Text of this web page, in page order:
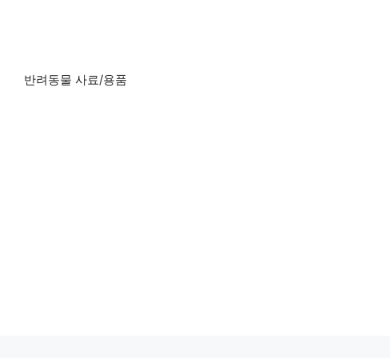
반려동물 사료/용품